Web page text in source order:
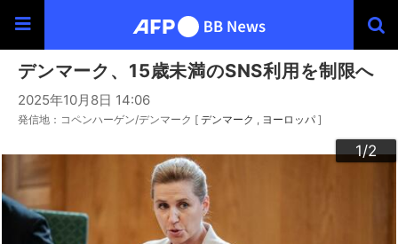
デンマーク、15歳未満のSNS利用を制限へ
2025年10月8日 14:06
発信地：コペンハーゲン/デンマーク [ デンマーク ヨーロッパ ]
1/2
2/2